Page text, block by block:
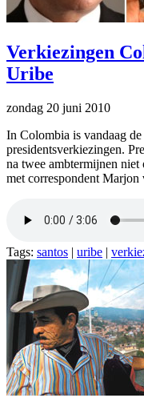
Verkiezingen
Uribe
zondag 20 juni 2010
In Colombia is vandaag
presidentsverkiezingen.
na twee ambtermijnen
met correspondent Marjon
Tags: santos | uribe |